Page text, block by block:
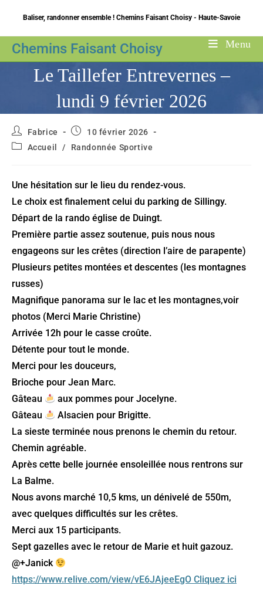
content
Baliser, randonner ensemble ! Chemins Faisant Choisy - Haute-Savoie
Chemins Faisant Choisy Menu
Le Taillefer Entrevernes –
lundi 9 février 2026
Auteur/autrice
de
la
Fabrice
Publication
10 février 2026
PostAccueil / Randonnée Sportive
Une hésitation sur le lieu du rendez-vous.
Le choix est finalement celui du parking de Sillingy.
Départ de la rando église de Duingt.
Première partie assez soutenue, puis nous nous
engageons sur les crêtes (direction l’aire de parapente)
Plusieurs petites montées et descentes (les montagnes
russes)
Magnifique panorama sur le lac et les montagnes,voir
photos (Merci Marie Christine)
Arrivée 12h pour le casse croûte.
Détente pour tout le monde.
Merci pour les douceurs,
Brioche pour Jean Marc.
Gâteau
aux pommes pour Jocelyne.
Gâteau
Alsacien pour Brigitte.
La sieste terminée nous prenons le chemin du retour.
Chemin agréable.
Après cette belle journée ensoleillée nous rentrons sur
La Balme.
Nous avons marché 10,5 kms, un dénivelé de 550m,
avec quelques difficultés sur les crêtes.
Merci aux 15 participants.
Sept gazelles avec le retour de Marie et huit gazouz.
@+Janick
https://www.relive.com/view/vE6JAjeeEgO Cliquez ici